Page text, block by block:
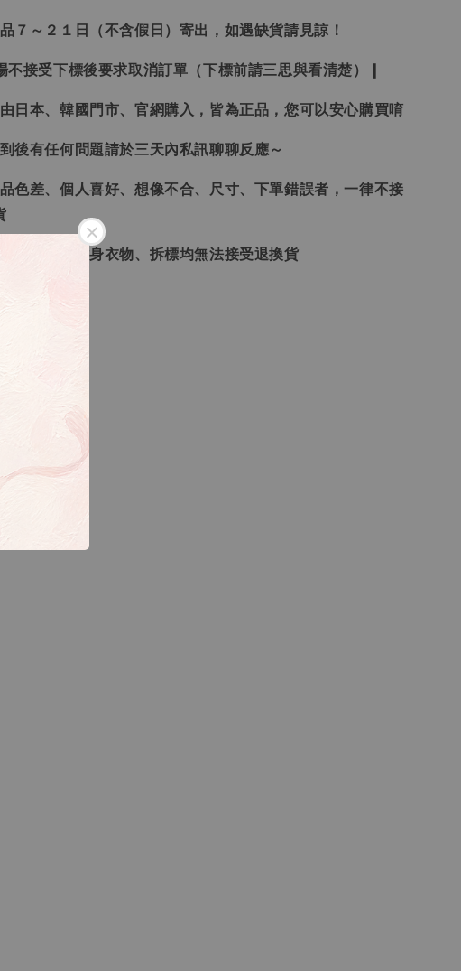
７～２１日（不含假日）寄出，如遇缺貨請見諒！
不接受下標後要求取消訂單（下標前請三思與看清楚）❙
日本、韓國門市、官網購入，皆為正品，您可以安心購買唷
後有任何問題請於三天內私訊聊聊反應～
色差、個人喜好、想像不合、尺寸、下單錯誤者，一律不接
後的商品、貼身衣物、拆標均無法接受退換貨